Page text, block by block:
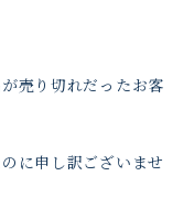
売り切れだったお客
に申し訳ございませ